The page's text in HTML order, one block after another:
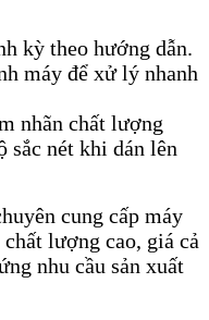
kỳ theo hướng dẫn.
máy để xử lý nhanh
nhãn chất lượng
sắc nét khi dán lên
cung cấp máy
lượng cao, giá cả
nhu cầu sản xuất